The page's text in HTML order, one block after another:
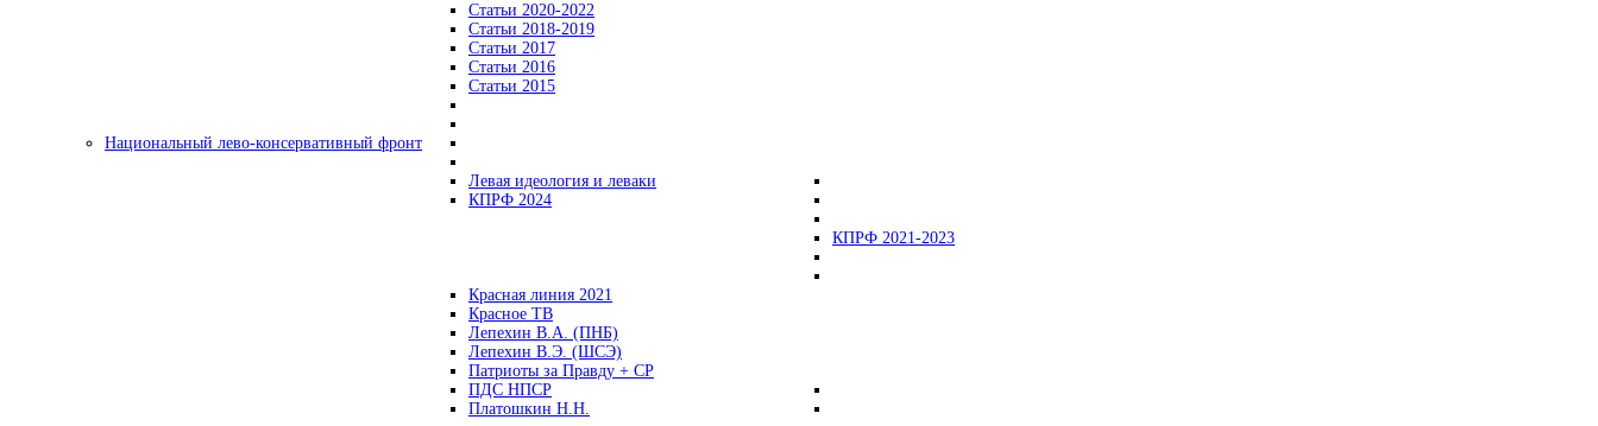
Статьи 2020-2022
Статьи 2018-2019
Статьи 2017
Статьи 2016
Статьи 2015
Национальный лево-консервативный фронт
Левая идеология и леваки
КПРФ 2024
КПРФ 2021-2023
Красная линия 2021
Красное ТВ
Лепехин В.А. (ПНБ)
Лепехин В.Э. (ШСЭ)
Патриоты за Правду + СР
ПДС НПСР
Платошкин Н.Н.